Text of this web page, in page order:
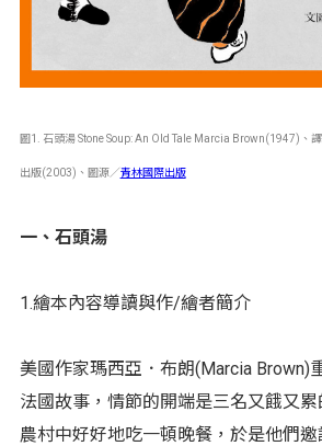
圖1. 石頭湯 Stone Soup: An Old Tale Marcia Brown(1947)、
出版(2003)、圖源／青林國際出版
一、石頭湯
1.繪本內容導讀與作/繪者簡介
美國作家瑪西亞．布朗(Marcia Brown)
法國故事，情節的開端是三名又餓又
農村中好好地吃一頓晚餐，於是他們